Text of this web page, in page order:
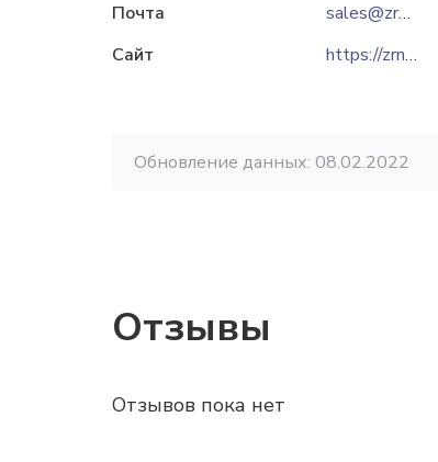
Почта
sales@zrn.com.ua
Сайт
https://zrn.com.ua
Обновление данных: 08.02.2022
Отзывы
Отзывов пока нет